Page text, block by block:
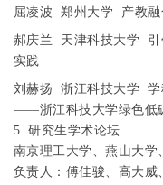
屈凌波 郑州大学 产教
郝庆兰 天津科技大学
实践
刘赫扬 浙江科技大学
学
——浙江科技大学绿色低
5.研究生学术论坛
南京理工大学、燕山大学
负责人：傅佳骏、高大威